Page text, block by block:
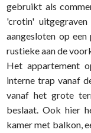
gebruikt als
'crotin'
aangesloten op
rustieke aan de
Het appartement
interne trap vanaf
vanaf het grote
beslaat. Ook hier
kamer met balkon,